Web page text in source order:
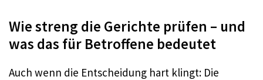
Wie streng die Gerichte prüfen – und
was das für Betroffene bedeutet
Auch wenn die Entscheidung hart klingt: Die